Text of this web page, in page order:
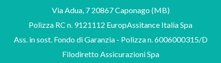
Via Adua, 7 20867 Caponago (MB)
Polizza RC n. 9121112 EuropAssitance Italia Spa
Ass. in sost. Fondo di Garanzia - Polizza n. 6006000315/D
Filodiretto Assicurazioni Spa